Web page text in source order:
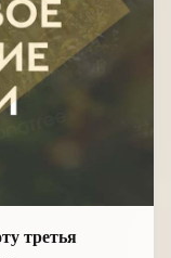
третья